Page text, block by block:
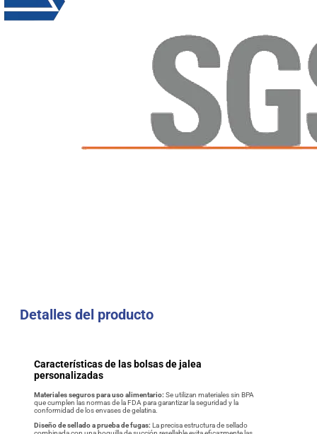
Detalles del producto
Características de las bolsas de jalea
personalizadas
Materiales seguros para uso alimentario: Se utilizan materiales sin BPA
que cumplen las normas de la FDA para garantizar la seguridad y la
conformidad de los envases de gelatina.
Diseño de sellado a prueba de fugas: La precisa estructura de sellado